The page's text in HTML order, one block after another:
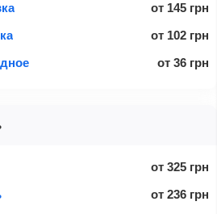
от 145 грн
от 102 грн
от 36 грн
от 325 грн
от 236 грн